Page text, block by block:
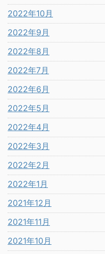
2022年10月
2022年9月
2022年8月
2022年7月
2022年6月
2022年5月
2022年4月
2022年3月
2022年2月
2022年1月
2021年12月
2021年11月
2021年10月